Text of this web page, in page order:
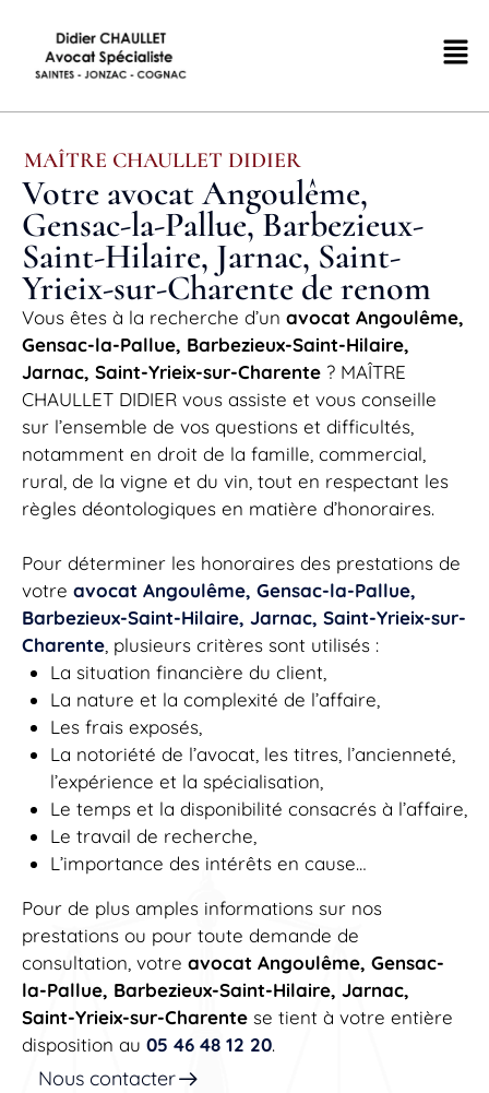
MAÎTRE CHAULLET DIDIER
Votre avocat Angoulême,
Gensac-la-Pallue, Barbezieux-
Saint-Hilaire, Jarnac, Saint-
Yrieix-sur-Charente de renom
Vous êtes à la recherche d’un avocat Angoulême,
Gensac-la-Pallue, Barbezieux-Saint-Hilaire,
Jarnac, Saint-Yrieix-sur-Charente ? MAÎTRE
CHAULLET DIDIER vous assiste et vous conseille
sur l’ensemble de vos questions et difficultés,
notamment en droit de la famille, commercial,
rural, de la vigne et du vin, tout en respectant les
règles déontologiques en matière d’honoraires.
Pour déterminer les honoraires des prestations de
votre avocat Angoulême, Gensac-la-Pallue,
Barbezieux-Saint-Hilaire, Jarnac, Saint-Yrieix-sur-
Charente , plusieurs critères sont utilisés :
La situation financière du client,
La nature et la complexité de l’affaire,
Les frais exposés,
La notoriété de l’avocat, les titres, l’ancienneté,
l’expérience et la spécialisation,
Le temps et la disponibilité consacrés à l’affaire,
Le travail de recherche,
L’importance des intérêts en cause…
Pour de plus amples informations sur nos
prestations ou pour toute demande de
consultation, votre avocat Angoulême, Gensac-
la-Pallue, Barbezieux-Saint-Hilaire, Jarnac,
Saint-Yrieix-sur-Charente se tient à votre entière
disposition au 05 46 48 12 20.
Nous contacter